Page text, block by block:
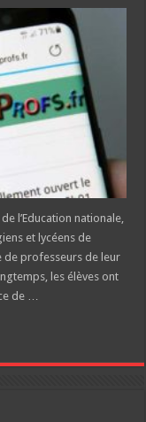
l’Education nationale,
et lycéens de
de professeurs de leur
les élèves ont
de …